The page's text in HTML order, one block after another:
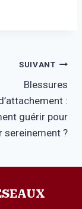
SUIVANT
Blessures
:
guérir pour
sereinement ?